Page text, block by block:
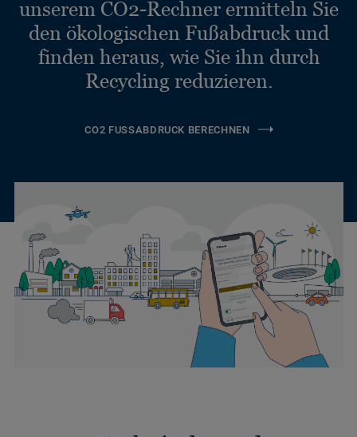
unserem CO2-Rechner ermitteln Sie
den ökologischen Fußabdruck und
finden heraus, wie Sie ihn durch
Recycling reduzieren.
CO2 FUSSABDRUCK BERECHNEN